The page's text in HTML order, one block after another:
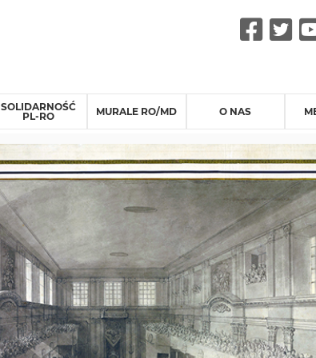
SOLIDARNOŚĆ
PL-RO
MURALE RO/MD O NAS